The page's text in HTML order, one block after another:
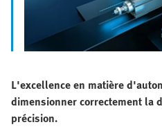
L'excellence en matière
dimensionner correctement la
précision.